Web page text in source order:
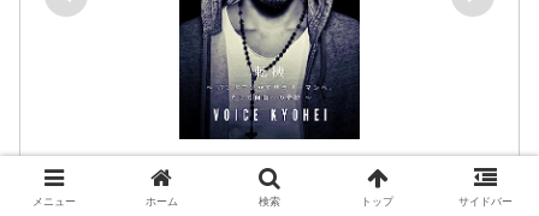
メニュー ホーム 検索 トップ サイドバー